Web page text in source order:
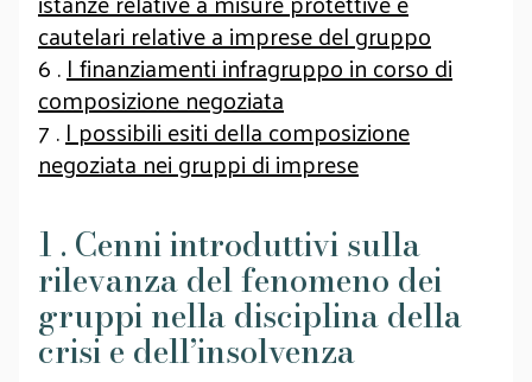
cautelari relative a imprese del gruppo
6 .I finanziamenti infragruppo in corso di
composizione negoziata
7 .I possibili esiti della composizione
negoziata nei gruppi di imprese
1 . Cenni introduttivi sulla
rilevanza del fenomeno dei
gruppi nella disciplina della
crisi e dell’insolvenza